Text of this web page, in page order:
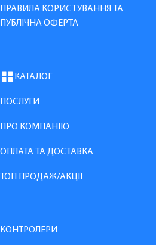
ПРАВИЛА КОРИСТУВАННЯ ТА
ПУБЛІЧНА ОФЕРТА
КАТАЛОГ
ПОСЛУГИ
ПРО КОМПАНІЮ
ОПЛАТА ТА ДОСТАВКА
ТОП ПРОДАЖ/АКЦІЇ
КОНТРОЛЕРИ